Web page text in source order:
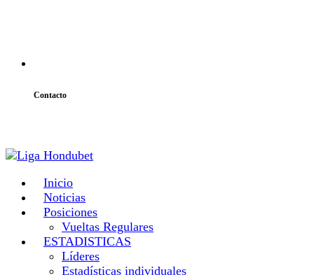
Contacto
Inicio
Noticias
Posiciones
Vueltas Regulares
ESTADISTICAS
Líderes
Estadísticas individuales